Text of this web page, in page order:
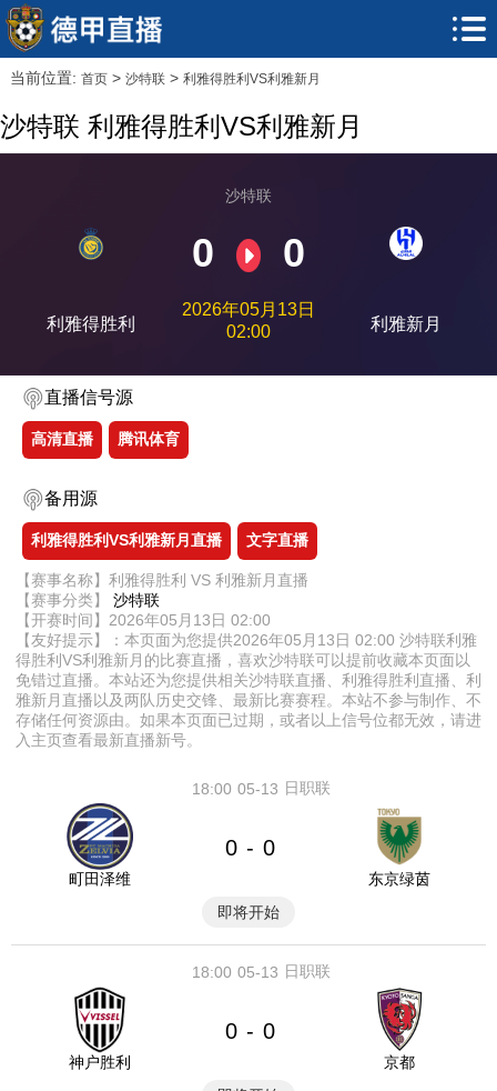
当前位置: 首页> 沙特联> 利雅得胜利VS利雅新月
沙特联 利雅得胜利VS利雅新月
利雅得胜利
沙特联
0 0
2026年05月13日
02:00
利雅新月
直播信号源
高清直播 腾讯体育
备用源
利雅得胜利VS利雅新月直播 文字直播
【赛事名称】利雅得胜利 VS 利雅新月直播
【赛事分类】 沙特联
【开赛时间】2026年05月13日 02:00
【友好提示】：本页面为您提供2026年05月13日 02:00 沙特联利雅
得胜利VS利雅新月的比赛直播，喜欢沙特联可以提前收藏本页面以
免错过直播。本站还为您提供相关沙特联直播、利雅得胜利直播、利
雅新月直播以及两队历史交锋、最新比赛赛程。本站不参与制作、不
存储任何资源由。如果本页面已过期，或者以上信号位都无效，请进
入主页查看最新直播新号。
05-13
18:00 日职联
町田泽维
0 - 0
东京绿茵
即将开始
05-13
18:00 日职联
神户胜利
0 - 0
京都